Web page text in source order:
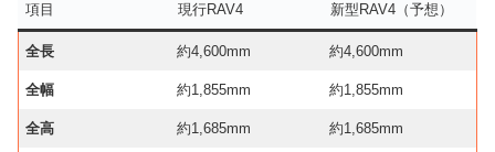
項目 現行RAV4 新型RAV4（予想）
全長 約4,600mm 約4,600mm
全幅 約1,855mm 約1,855mm
全高 約1,685mm 約1,685mm